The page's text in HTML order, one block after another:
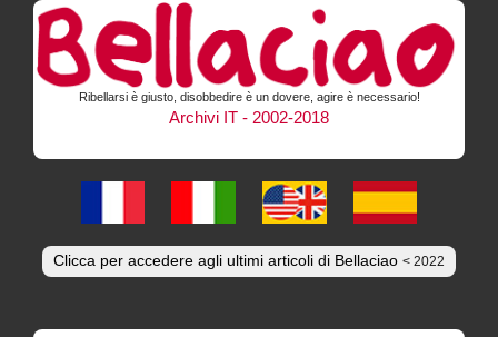
Ribellarsi è giusto, disobbedire è un dovere, agire è necessario!
Archivi IT - 2002-2018
Clicca per accedere agli ultimi articoli di Bellaciao < 2022